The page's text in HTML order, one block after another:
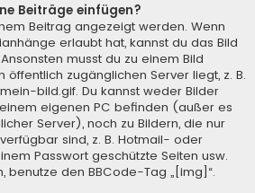
Beiträge einfügen?
Beitrag angezeigt werden. Wenn
erlaubt hat, kannst du das Bild
musst du zu einem Bild
öffentlich zugänglichen Server liegt, z. B.
bild.gif. Du kannst weder Bilder
eigenen PC befinden (außer es
Server), noch zu Bildern, die nur
sind, z. B. Hotmail- oder
Passwort geschützte Seiten usw.
benutze den BBCode-Tag „[img]“.